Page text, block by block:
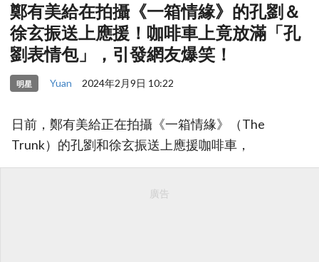
鄭有美給在拍攝《一箱情緣》的孔劉＆
徐玄振送上應援！咖啡車上竟放滿「孔
劉表情包」，引發網友爆笑！
明星 Yuan 2024年2月9日 10:22
日前，鄭有美給正在拍攝《一箱情緣》（The
Trunk）的孔劉和徐玄振送上應援咖啡車，
廣告